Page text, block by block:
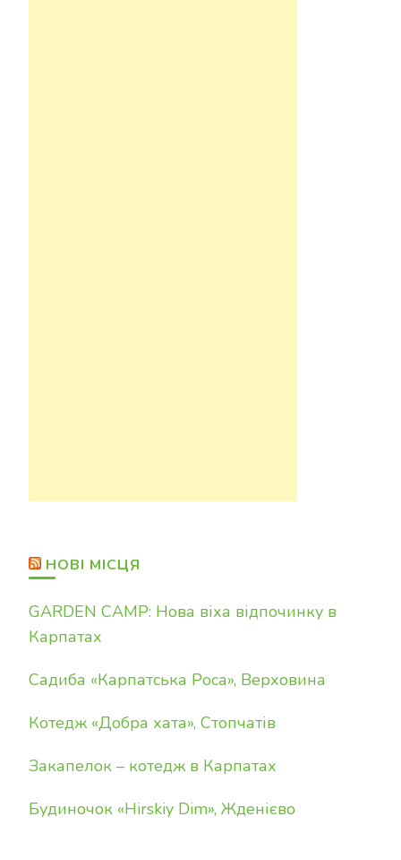
НОВІ МІСЦЯ
GARDEN CAMP: Нова віха відпочинку в
Карпатах
Садиба «Карпатська Роса», Верховина
Котедж «Добра хата», Стопчатів
Закапелок – котедж в Карпатах
Будиночок «Hirskiy Dim», Жденієво